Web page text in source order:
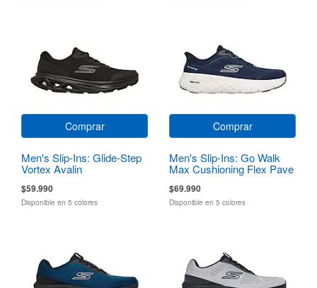
Comprar
Men's Slip-Ins: Glide-Step
Vortex Avalin
$59.990
Disponible en 5 colores
Comprar
Men's Slip-Ins: Go Walk
Max Cushioning Flex Pave
$69.990
Disponible en 5 colores